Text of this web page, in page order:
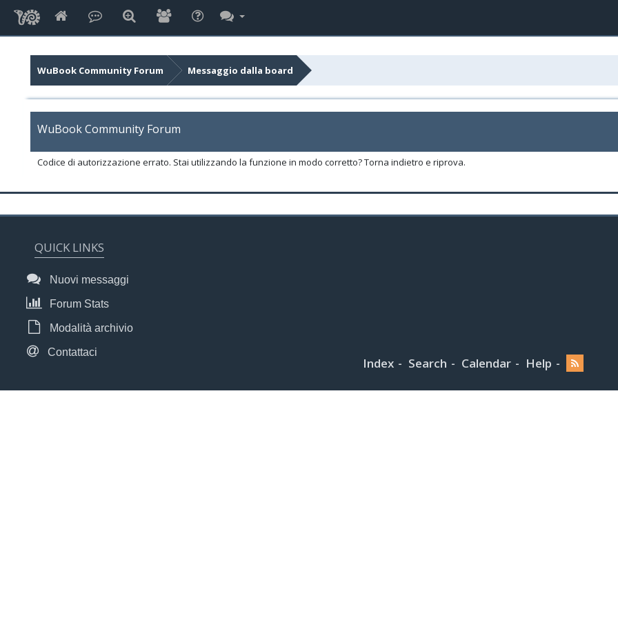
WuBook Community Forum Messaggio dalla board
WuBook Community Forum
Codice di autorizzazione errato. Stai utilizzando la funzione in modo corretto? Torna indietro e riprova.
QUICK LINKS
Nuovi messaggi
Forum Stats
Modalità archivio
Contattaci
Index Search Calendar Help